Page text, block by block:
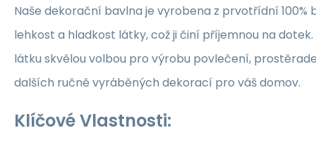
Naše dekorační bavlna je vyrobena z prvotřídní 100%
lehkost a hladkost látky, což ji činí příjemnou na
látku skvělou volbou pro výrobu povlečení,
dalších ručně vyráběných dekorací pro váš domov.
Klíčové Vlastnosti: